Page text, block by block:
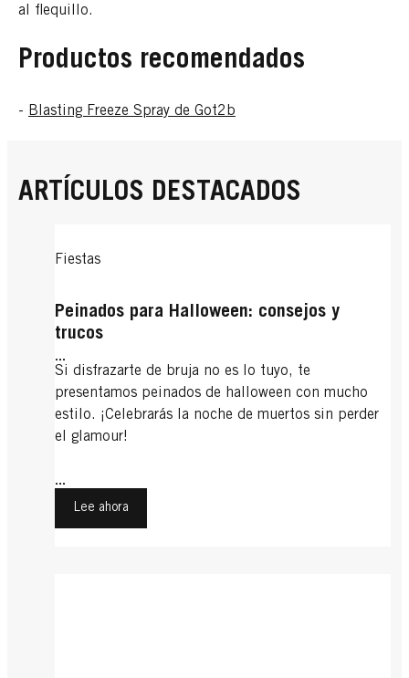
al flequillo.
Productos recomendados
- Blasting Freeze Spray de Got2b
ARTÍCULOS DESTACADOS
Fiestas
Peinados para Halloween: consejos y
trucos
...
Si disfrazarte de bruja no es lo tuyo, te
presentamos peinados de halloween con mucho
estilo. ¡Celebrarás la noche de muertos sin perder
el glamour!
...
Lee ahora